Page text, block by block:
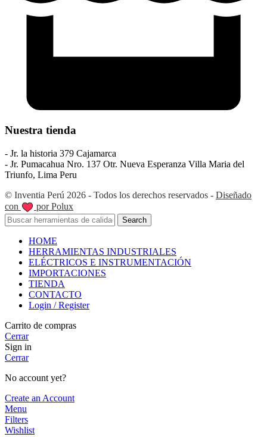
Nuestra tienda
- Jr. la historia 379 Cajamarca
- Jr. Pumacahua Nro. 137 Otr. Nueva Esperanza Villa Maria del
Triunfo, Lima Peru
© Inventia Perú 2026 - Todos los derechos reservados - Diseñado
con
por Polux
Search
HOME
HERRAMIENTAS INDUSTRIALES
ELÉCTRICOS E INSTRUMENTACIÓN
IMPORTACIONES
TIENDA
CONTACTO
Login / Register
Carrito de compras
Cerrar
Sign in
Cerrar
No account yet?
Create an Account
Menu
Filters
Wishlist